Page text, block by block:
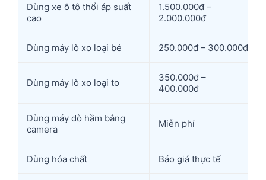
Dùng xe ô tô thổi áp suất
cao
1.500.000đ –
2.000.000đ
Dùng máy lò xo loại bé 250.000đ – 300.000đ
Dùng máy lò xo loại to
350.000đ –
400.000đ
Dùng máy dò hầm bằng
camera
Miễn phí
Dùng hóa chất Báo giá thực tế